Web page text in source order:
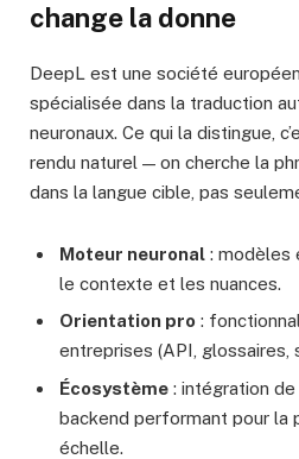
change la donne
DeepL est une société
spécialisée dans la traduction
neuronaux. Ce qui la distingue,
rendu naturel — on cherche la
dans la langue cible, pas
Moteur neuronal : modèles
le contexte et les nuances.
Orientation pro :
entreprises (API, glossaires,
Écosystème : intégration de
backend performant pour la
échelle.